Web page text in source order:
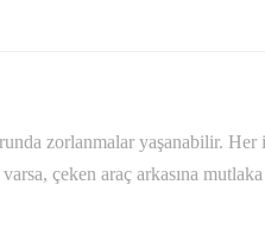
zorlanmalar yaşanabilir. Her
çeken araç arkasına mutlaka